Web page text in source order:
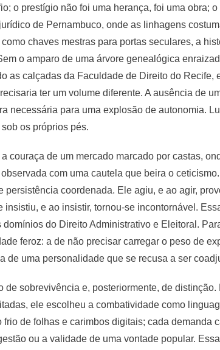
o prestígio não foi uma herança, foi uma obra;
de Pernambuco, onde as linhagens
chaves mestras para portas seculares, a
o amparo de uma árvore genealógica
as calçadas da Faculdade de Direito do Recife,
ter um volume diferente. A ausência de
necessária para uma explosão de autonomia.
os próprios pés.
couraça de um mercado marcado por castas,
com uma cautela que beira o
persistência coordenada. Ele agiu, e ao agir,
e ao insistir, tornou-se incontornável.
do Direito Administrativo e Eleitoral.
feroz: a de não precisar carregar o peso de
de uma personalidade que se recusa a ser
de sobrevivência e, posteriormente, de
ele escolheu a combatividade como
de folhas e carimbos digitais; cada demanda
ou a validade de uma vontade popular.